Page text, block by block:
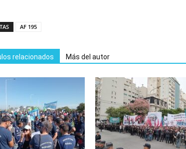
AF 195
relacionados Más del autor